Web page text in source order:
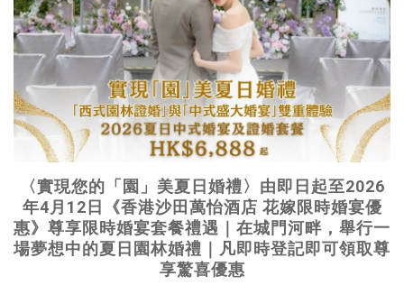
〈實現您的「園」美夏日婚禮〉由即日起至2026
年4月12日《香港沙田萬怡酒店 花嫁限時婚宴優
惠》尊享限時婚宴套餐禮遇｜在城門河畔，舉行一
場夢想中的夏日園林婚禮｜凡即時登記即可領取尊
享驚喜優惠